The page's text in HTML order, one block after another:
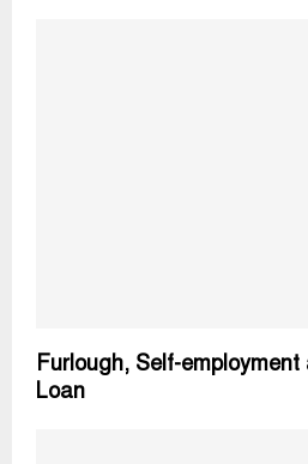
Furlough, Self-
Loan